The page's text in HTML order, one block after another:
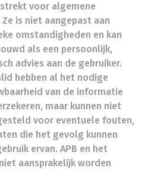
voor algemene
is niet aangepast aan
omstandigheden en kan
als een persoonlijk,
advies aan de gebruiker.
hebben al het nodige
van de informatie
maar kunnen niet
voor eventuele fouten,
die het gevolg kunnen
ervan. APB en het
aansprakelijk worden